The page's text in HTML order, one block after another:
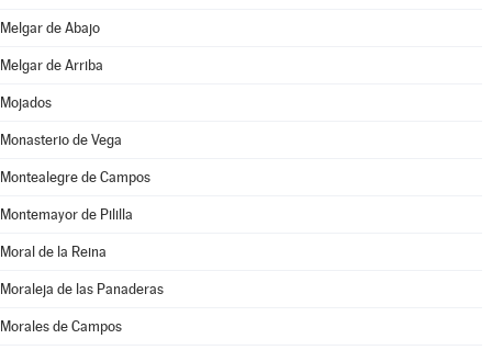
Melgar de Abajo
Melgar de Arriba
Mojados
Monasterio de Vega
Montealegre de Campos
Montemayor de Pililla
Moral de la Reina
Moraleja de las Panaderas
Morales de Campos